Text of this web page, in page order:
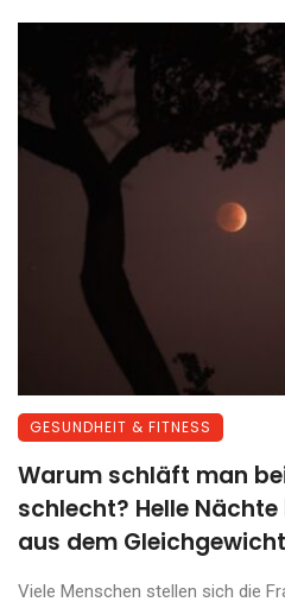
GESUNDHEIT & FITNESS
Warum schläft man
schlecht? Helle
aus dem Gleichgewicht
Viele Menschen stellen sich die